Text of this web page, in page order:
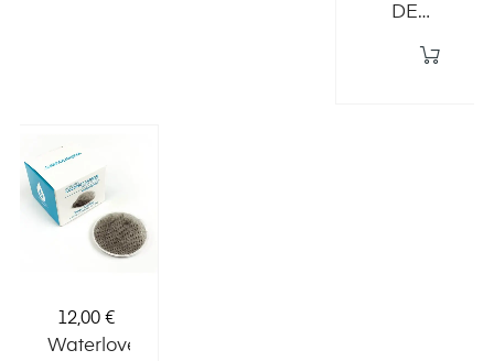
DE
PENTRU
Preț
12,00 €
Waterlovers